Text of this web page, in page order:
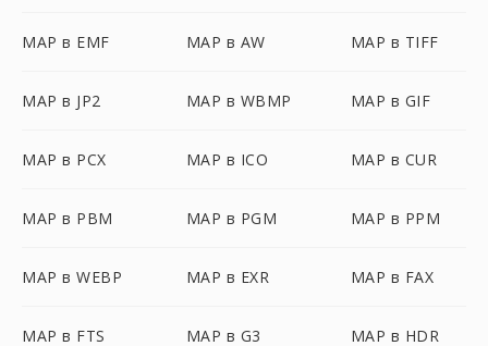
MAP в EMF MAP в AW MAP в TIFF
MAP в JP2 MAP в WBMP MAP в GIF
MAP в PCX MAP в ICO MAP в CUR
MAP в PBM MAP в PGM MAP в PPM
MAP в WEBP MAP в EXR MAP в FAX
MAP в FTS MAP в G3 MAP в HDR